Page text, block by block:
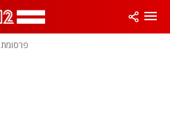
פרסומת